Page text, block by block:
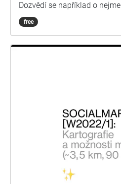
Dozvědí se například o
nebo opuštěné galerii. A na
mohou zapojit do provozu
free